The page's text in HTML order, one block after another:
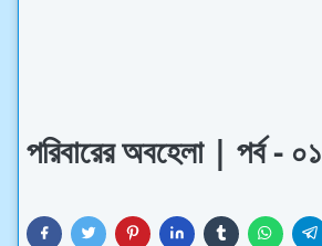
পরিবারের অবহেলা | পর্ব - ০১